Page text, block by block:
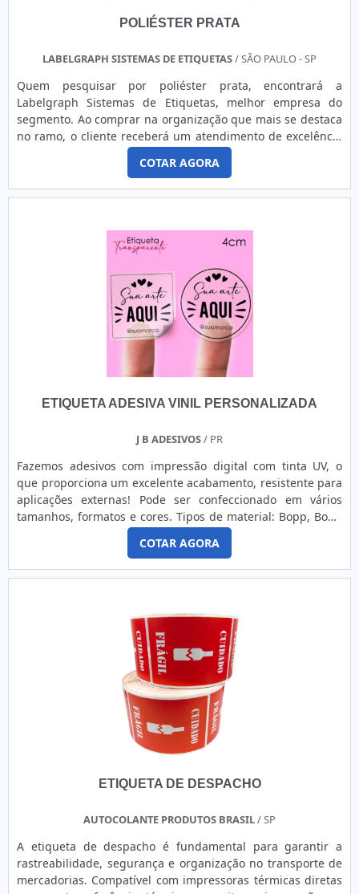
encontrar soluções de impressão e adesivamento para o
com o prazo de entrega, qualidade, durabilidade e respeito
todo o ciclo de entrega com excelência para todos os
clientes.A MELHOR EMPRESA DE PAINÉIS DE
POLICARBONATONa Corimpress é possível encontrar o que
há de melhor no mercado de comunicação visual e gráfica.
Contando com profissionais qualificados e experientes, o
empreendimento entende a necessidade de cada cliente,
buscando a satisfação e confiança..
POLIÉSTER PRATA
LABELGRAPH SISTEMAS DE ETIQUETAS/ SÃO PAULO - SP
Quem pesquisar por poliéster prata, encontrará a
Labelgraph Sistemas de Etiquetas, melhor empresa do
segmento. Ao comprar na organização que mais se destaca
no ramo, o cliente receberá um atendimento de excelência
e terá a garantia de adquirir produtos que solucionem
qualquer demanda.MAIS INFORMAÇÕES RELEVANTES
SOBRE POLIÉSTER PRATAQuem pesquisa na internet por
poliéster prata em uma organização que preza pela
Etiquetas. A empresa tem em seu catálogo etiquetas para
alta temperatura e Kapton, oferecendo o que há de melhor
no mercado para cada cliente.Ainda com uma visão
analítica sobre poliéster prata, na essência da empresa, a
mesma deve prezar pelos produtos e serviços com ótima
qualidade e excelente custo-benefício, pequenos detalhes,
mas de grande valia para saber a procedência e seriedade
da instituição .É importante lembrar que o produto deve
sempre ser adquirido com companhias especializadas no
qualidade e durabilidade dos materiais, além de evitar
não cumprem com suas funções adequadamente. Assim, é
motivos para a Labelgraph Sistemas de Etiquetas ter se
tornado destaque quando pensamos em uma empresa que
entrega confiança e produtos de qualidade. Alguns desses
motivos são: Preço justo; Profissionais com vasta
experiência na área de atuação; Atendimento
personalizado; Diversas opções de pagamento disponíveis;
Agilidade na entrega; Amplo estoque de produtos.A
São opções variadas que a corporação oferece, como
etiquetas para alta temperatura e etiquetas industriais.É
reconhecida por ser uma empresa altamente qualificada e
comprometida com seus serviços, qualificações construídas
por focar suas ações no resultado final, tendo escritório de
alta qualidade onde são realizadas as atividades e sede em
localização privilegiada na cidade de São Paulo.Todos esses
fatores, agregados a uma equipe multidisciplinar de
consultores associados e equipe de alta qualidade, fecham
o ciclo de entrega com excelência para toda a carteira de
COTAR AGORA
ETIQUETA ADESIVA VINIL PERSONALIZADA
J B ADESIVOS/ PR
Fazemos adesivos com impressão digital com tinta UV, o
que proporciona um excelente acabamento, resistente para
aplicações externas! Pode ser confeccionado em vários
tamanhos, formatos e cores. Tipos de material: Bopp, Bopp
Transparente, Bopp Metalizado, Couchê, Vinil.
COTAR AGORA
ETIQUETA DE DESPACHO
AUTOCOLANTE PRODUTOS BRASIL/ SP
A etiqueta de despacho é fundamental para garantir a
rastreabilidade, segurança e organização no transporte de
mercadorias. Compatível com impressoras térmicas diretas